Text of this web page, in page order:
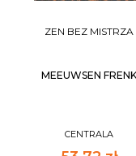
ZEN BEZ MISTRZA
MEEUWSEN FRENK
CENTRALA